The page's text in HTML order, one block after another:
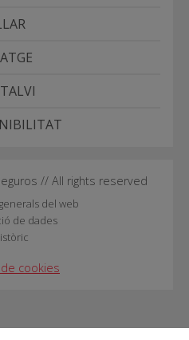
// All rights reserved
del web
de dades
cookies